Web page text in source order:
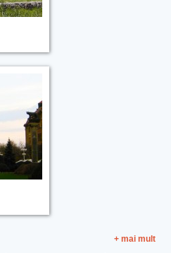
+ mai mult